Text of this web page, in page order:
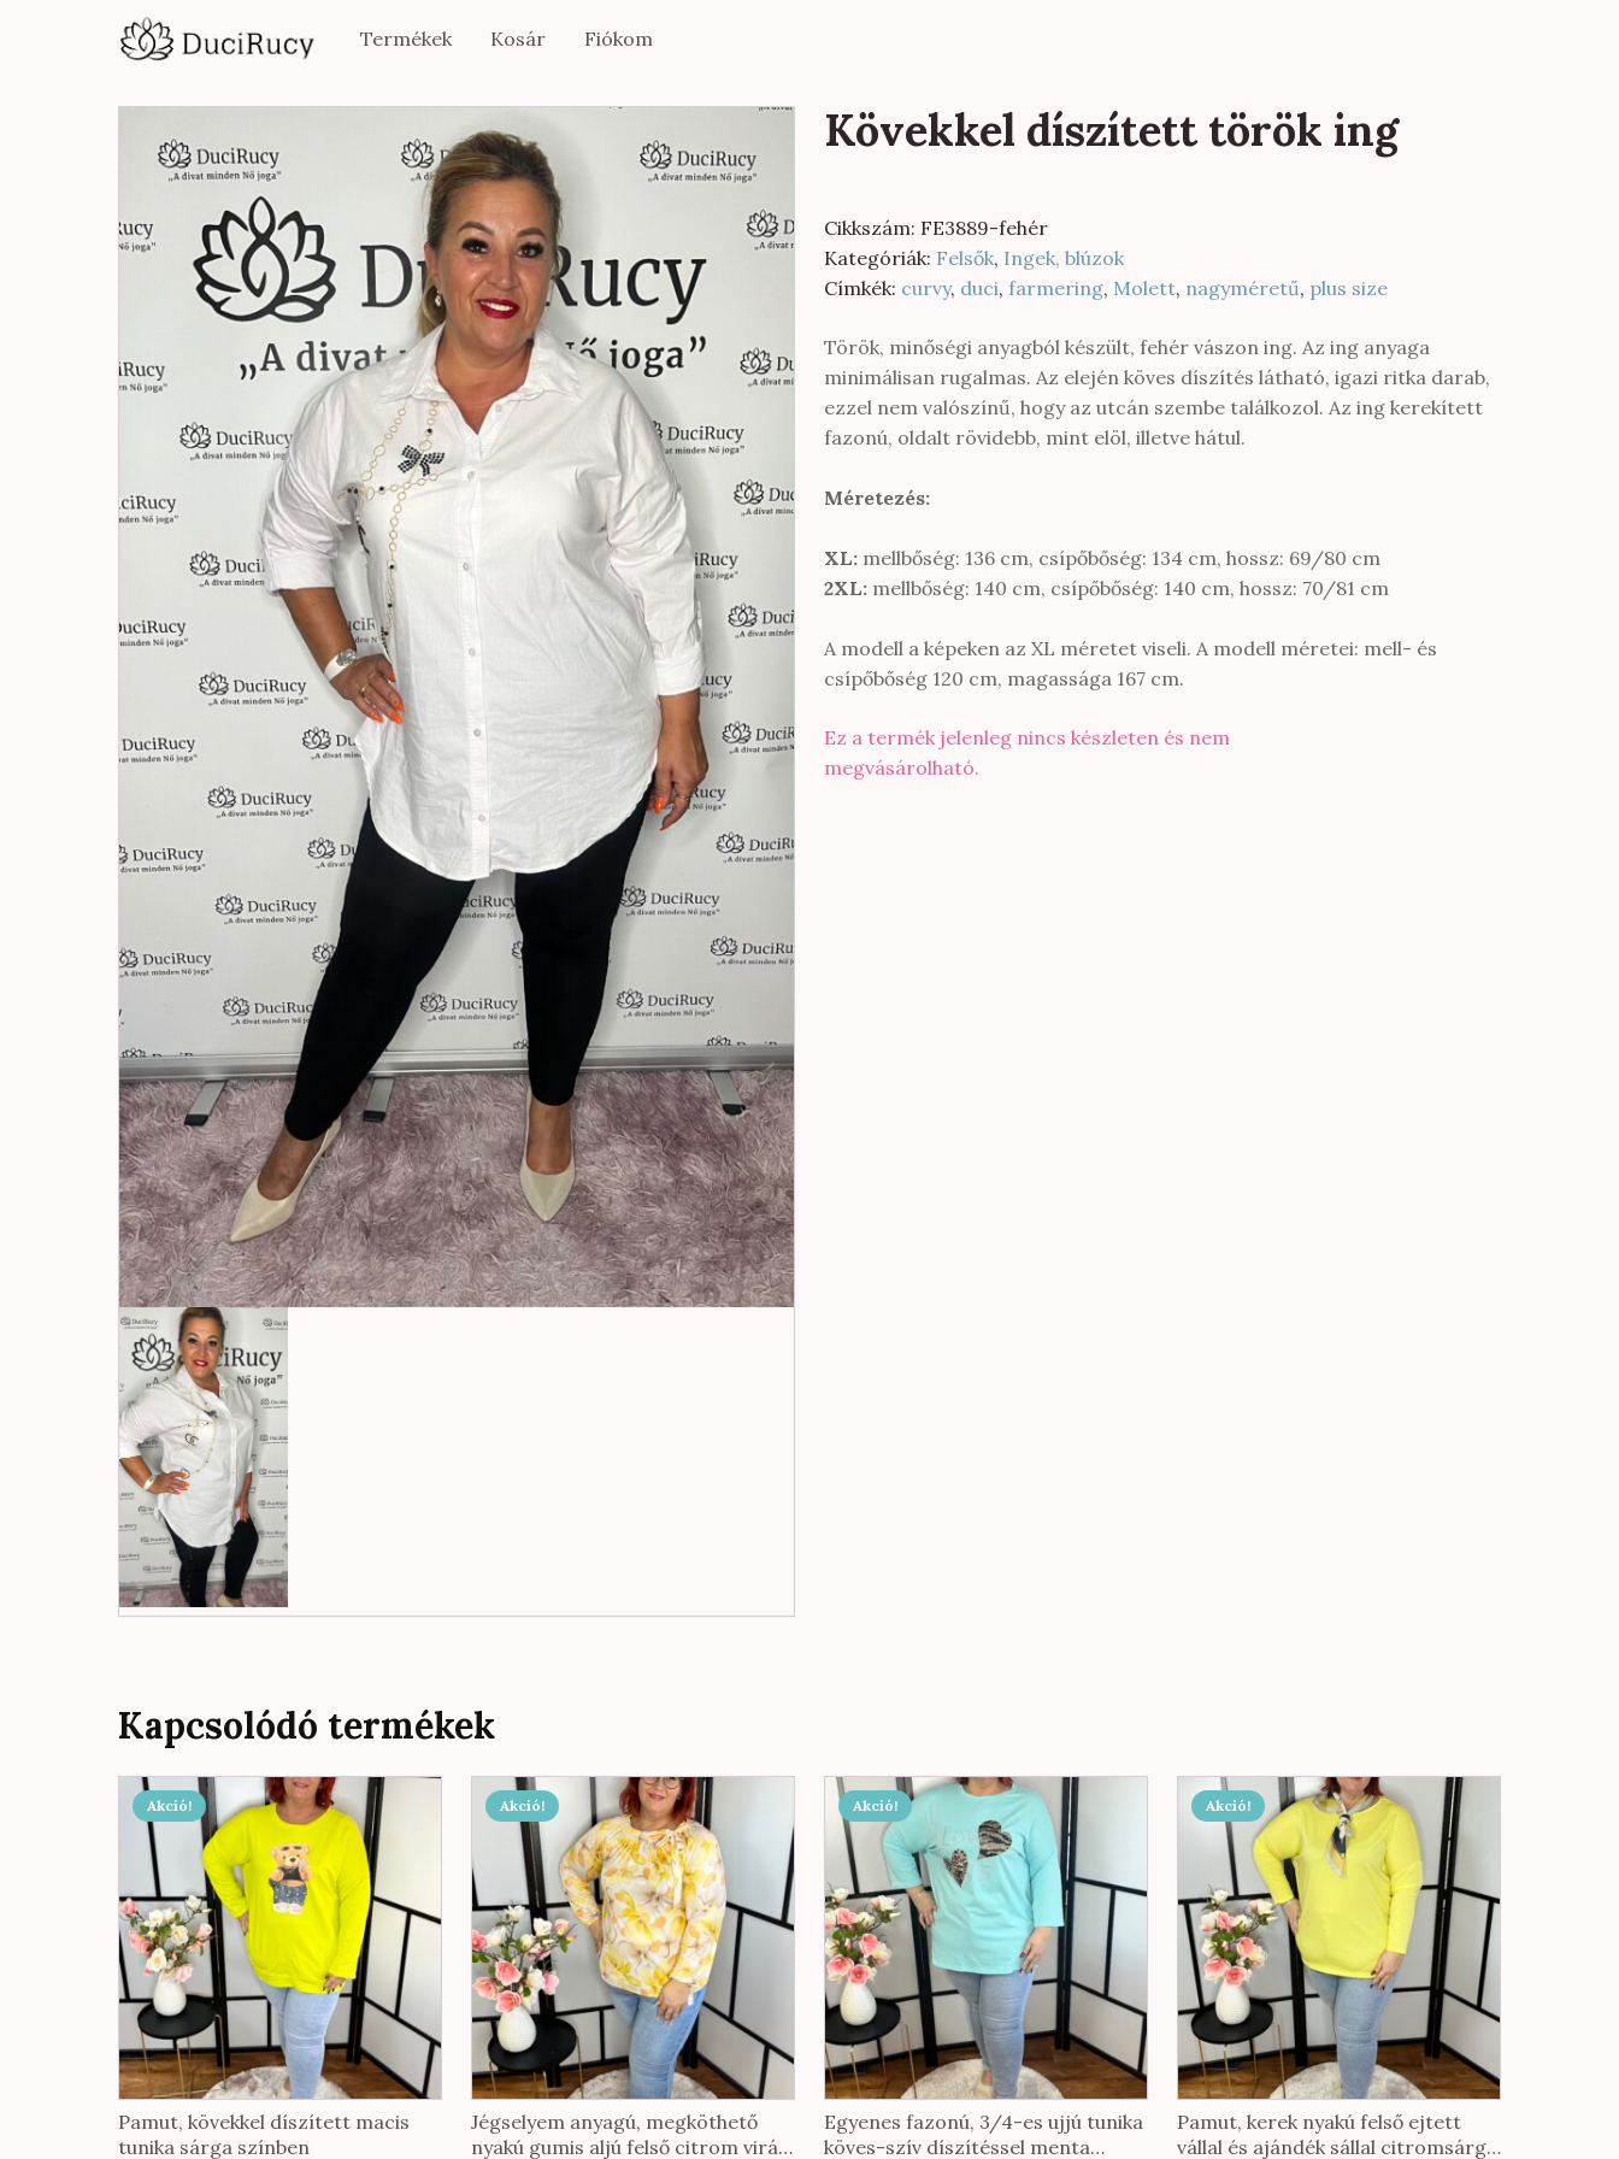
Termékek Kosár Fiókom
Kövekkel díszített török ing
Cikkszám: FE3889-fehér
Kategóriák: Felsők, Ingek, blúzok
Címkék: curvy, duci, farmering, Molett, nagyméretű, plus size
Török, minőségi anyagból készült, fehér vászon ing. Az ing anyaga
minimálisan rugalmas. Az elején köves díszítés látható, igazi ritka darab,
ezzel nem valószínű, hogy az utcán szembe találkozol. Az ing kerekített
fazonú, oldalt rövidebb, mint elöl, illetve hátul.
Méretezés:
XL: mellbőség: 136 cm, csípőbőség: 134 cm, hossz: 69/80 cm
2XL: mellbőség: 140 cm, csípőbőség: 140 cm, hossz: 70/81 cm
A modell a képeken az XL méretet viseli. A modell méretei: mell- és
csípőbőség 120 cm, magassága 167 cm.
Ez a termék jelenleg nincs készleten és nem
megvásárolható.
Kapcsolódó termékek
Akció!
Pamut, kövekkel díszített macis
tunika sárga színben
Akció!
Jégselyem anyagú, megköthető
nyakú gumis aljú felső citrom virág
Akció!
Egyenes fazonú, 3/4-es ujjú tunika
köves-szív díszítéssel menta
Akció!
Pamut, kerek nyakú felső ejtett
vállal és ajándék sállal citromsárga